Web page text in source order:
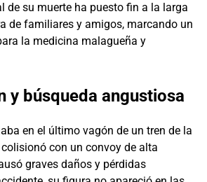
de su muerte ha puesto fin a la larga
de familiares y amigos, marcando un
la medicina malagueña y
y búsqueda angustiosa
en el último vagón de un tren de la
con un convoy de alta
graves daños y pérdidas